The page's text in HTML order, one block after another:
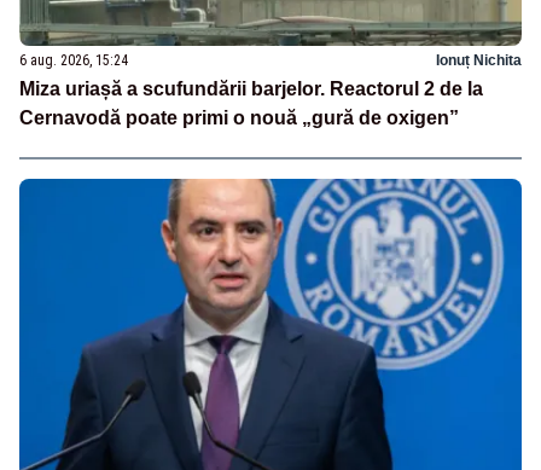
6 aug. 2026, 15:24 Ionuț Nichita
Miza uriașă a scufundării barjelor. Reactorul 2 de la
Cernavodă poate primi o nouă „gură de oxigen”